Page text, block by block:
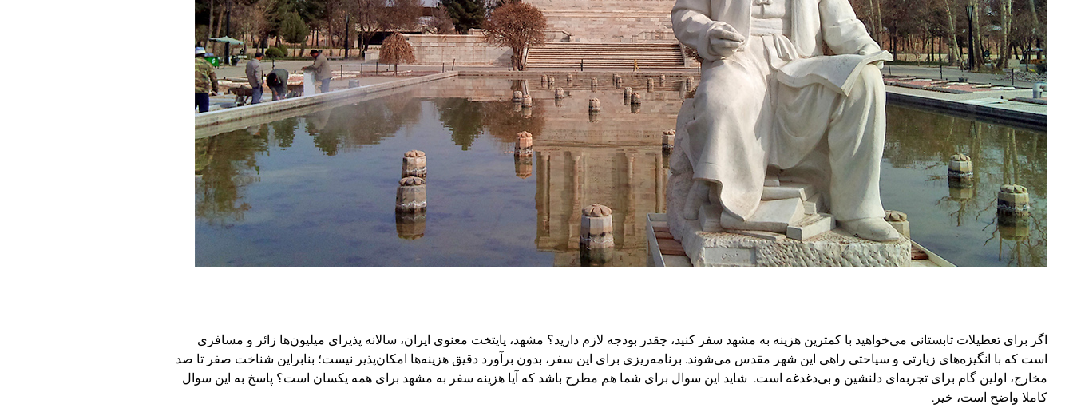
اگر برای تعطیلات تابستانی می‌خواهید با کمترین هزینه به مشهد سفر کنید، چقدر بودجه لازم دارید؟ مشهد، پایتخت معنوی ایران، سالانه پذیرای میلیون‌ها زائر و مسافری
است که با انگیزه‌های زیارتی و سیاحتی راهی این شهر مقدس می‌شوند. برنامه‌ریزی برای این سفر، بدون برآورد دقیق هزینه‌ها امکان‌پذیر نیست؛ بنابراین شناخت صفر تا صد
مخارج، اولین گام برای تجربه‌ای دلنشین و بی‌دغدغه است. شاید این سوال برای شما هم مطرح باشد که آیا هزینه سفر به مشهد برای همه یکسان است؟ پاسخ به این سوال
کاملا واضح است، خیر.